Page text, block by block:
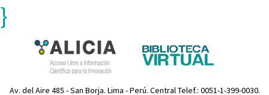
}
Av. del Aire 485 - San Borja. Lima - Perú. Central Telef.: 0051-1-399-0030.